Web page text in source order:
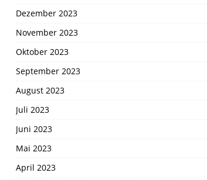
Dezember 2023
November 2023
Oktober 2023
September 2023
August 2023
Juli 2023
Juni 2023
Mai 2023
April 2023